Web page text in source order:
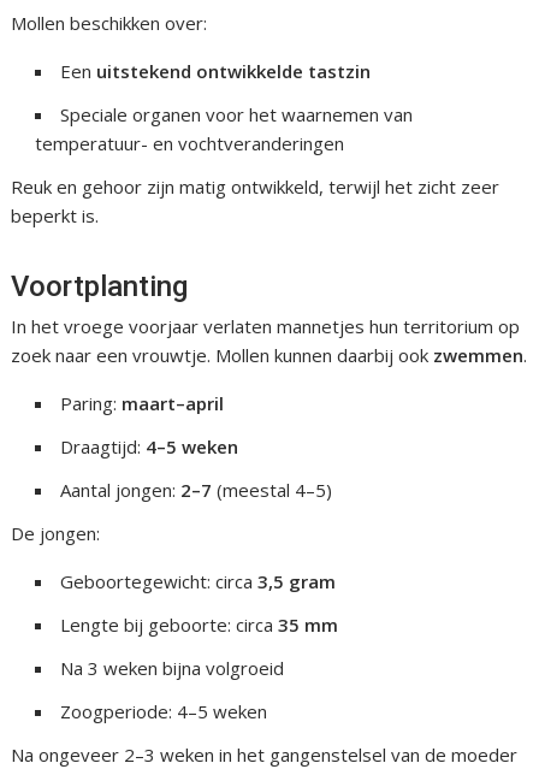
Mollen beschikken over:
Een uitstekend ontwikkelde tastzin
Speciale organen voor het waarnemen van
temperatuur- en vochtveranderingen
Reuk en gehoor zijn matig ontwikkeld, terwijl het zicht zeer
beperkt is.
Voortplanting
In het vroege voorjaar verlaten mannetjes hun territorium op
zoek naar een vrouwtje. Mollen kunnen daarbij ook zwemmen.
Paring: maart–april
Draagtijd: 4–5 weken
Aantal jongen: 2–7 (meestal 4–5)
De jongen:
Geboortegewicht: circa3,5 gram
Lengte bij geboorte: circa35 mm
Na 3 weken bijna volgroeid
Zoogperiode: 4–5 weken
Na ongeveer 2–3 weken in het gangenstelsel van de moeder